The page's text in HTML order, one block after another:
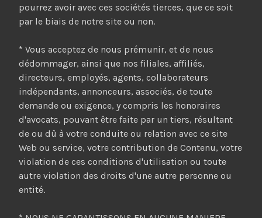
pourrez avoir avec ces sociétés tierces, que ce soit
par le biais de notre site ou non.
* Vous acceptez de nous prémunir, et de nous
dédommager, ainsi que nos filiales, affiliés,
directeurs, employés, agents, collaborateurs
indépendants, annonceurs, associés, de toute
demande ou exigence, y compris les honoraires
d'avocats, pouvant être faite par un tiers, résultant
de ou dû à votre conduite ou relation avec ce site
Web ou service, votre contribution de Contenu, votre
violation de ces conditions d'utilisation ou toute
autre violation des droits d'une autre personne ou
entité.